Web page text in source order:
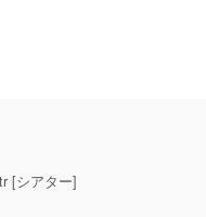
[シアター]